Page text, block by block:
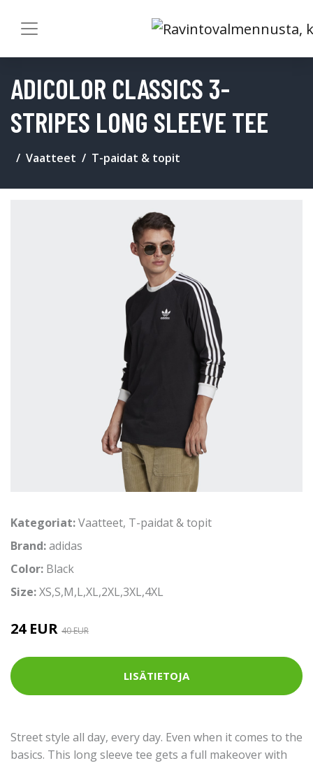
ADICOLOR CLASSICS 3-
STRIPES LONG SLEEVE TEE
Vaatteet T-paidat & topit
Kategoriat:Vaatteet, T-paidat & topit
Brand:adidas
Color: Black
Size:XS,S,M,L,XL,2XL,3XL,4XL
24 EUR 40 EUR
LISÄTIETOJA
Street style all day, every day. Even when it comes to the
basics. This long sleeve tee gets a full makeover with